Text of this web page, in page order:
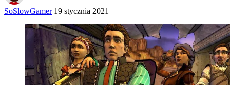
SoSlowGamer 19 stycznia 2021